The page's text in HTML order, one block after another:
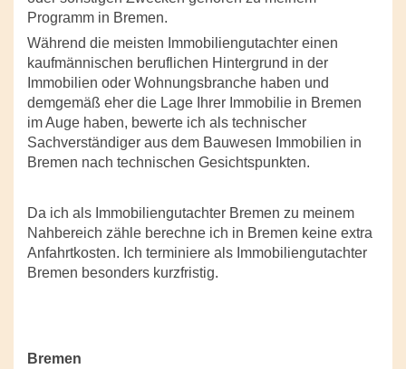
Programm in Bremen.
Während die meisten Immobiliengutachter einen
kaufmännischen beruflichen Hintergrund in der
Immobilien oder Wohnungsbranche haben und
demgemäß eher die Lage Ihrer Immobilie in Bremen
im Auge haben, bewerte ich als technischer
Sachverständiger aus dem Bauwesen Immobilien in
Bremen nach technischen Gesichtspunkten.
Da ich als Immobiliengutachter Bremen zu meinem
Nahbereich zähle berechne ich in Bremen keine extra
Anfahrtkosten. Ich terminiere als Immobiliengutachter
Bremen besonders kurzfristig.
Bremen